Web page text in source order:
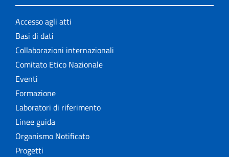
Accesso agli atti
Basi di dati
Collaborazioni internazionali
Comitato Etico Nazionale
Eventi
Formazione
Laboratori di riferimento
Linee guida
Organismo Notificato
Progetti